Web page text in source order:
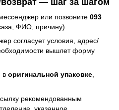
— шаг за шагом
или позвоните 093
ФИО, причину).
согласует условия, адрес/
вышлет форму
в оригинальной упаковке,
рекомендованным